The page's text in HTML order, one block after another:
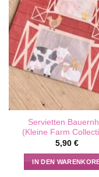
Servietten
(Kleine Farm
5,90 €
IN DEN